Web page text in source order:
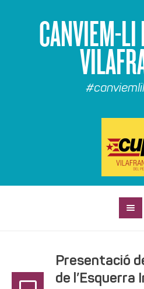
CANVIEM-LI
Presentació
de l’Esquerra